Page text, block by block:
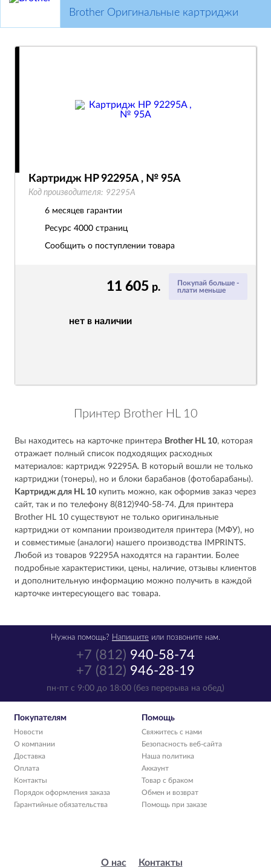
Brother Оригинальные картриджи
Покупай больше -
плати меньше
11 605 р.
нет в наличии
Картридж HP 92295A , № 95A
Код производителя: 92295A
6 месяцев гарантии
Ресурс 4000 страниц
Сообщить о поступлении товара
Принтер Brother HL 10
Вы находитесь на карточке принтера Brother HL 10, которая
отражает полный список подходящих расходных
материалов: картридж 92295A. В который вошли не только
картриджи (тонеры), но и блоки барабанов (фотобарабаны).
Картридж для HL 10 купить можно, как оформив заказ через
сайт, так и по телефону 8(812)940-58-74. Для принтера
Brother HL 10 существуют не только оригинальные
картриджи от компании производителя принтера (МФУ), но
и совместимые (аналоги) нашего производства IMPRINTS.
Любой из товаров 92295A находятся на гарантии. Более
подробные характеристики, цены, наличие, отзывы клиентов
и дополнительную информацию можно получить в каждой
карточке интересующего вас товара.
+7 (812) 940-58-74
+7 (812) 946-28-19
пн-пт с 9:00 до 18:00 (без перерыва на обед)
Нужна помощь? Напишите или позвоните нам.
Покупателям
Новости
О компании
Доставка
Оплата
Контакты
Порядок оформления заказа
Гарантийные обязательства
Помощь
Свяжитесь с нами
Безопасность веб-сайта
Наша политика
Аккаунт
Товар с браком
Обмен и возврат
Помощь при заказе
О нас Контакты